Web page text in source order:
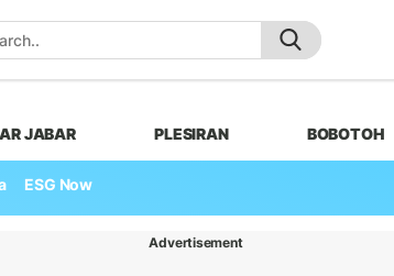
JABAR PLESIRAN BOBOTOH
ESG Now
Advertisement